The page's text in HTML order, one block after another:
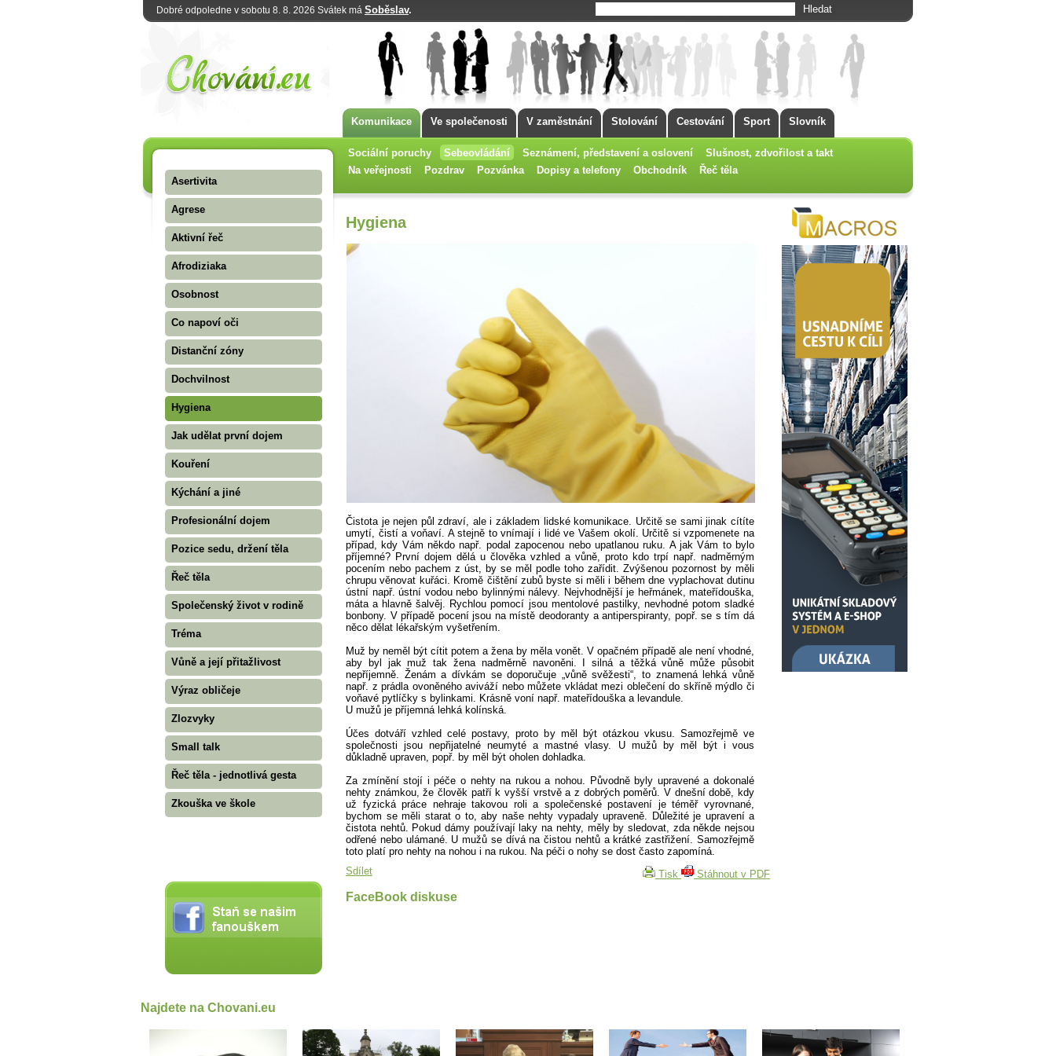
Dobré odpoledne v sobotu 8. 8. 2026 Svátek má Soběslav.
Komunikace Ve společenosti V zaměstnání Stolování Cestování Sport Slovník
Sociální poruchy Sebeovládání Seznámení, představení a oslovení
Slušnost, zdvořilost a takt
Na veřejnosti
Pozdrav Pozvánka Dopisy a telefony Obchodník
Řeč těla
Asertivita
Agrese
Aktivní řeč
Afrodiziaka
Osobnost
Co napoví oči
Distanční zóny
Dochvilnost
Hygiena
Jak udělat první dojem
Kouření
Kýchání a jiné
Profesionální dojem
Pozice sedu, držení těla
Řeč těla
Společenský život v rodině
Tréma
Vůně a její přitažlivost
Výraz obličeje
Zlozvyky
Small talk
Řeč těla - jednotlivá gesta
Zkouška ve škole
Hygiena
Čistota je nejen půl zdraví, ale i základem lidské komunikace. Určitě se sami jinak cítíte
umytí, čistí a voňaví. A stejně to vnímají i lidé ve Vašem okolí. Určitě si vzpomenete na
případ, kdy Vám někdo např. podal zapocenou nebo upatlanou ruku. A jak Vám to bylo
příjemné? První dojem dělá u člověka vzhled a vůně, proto kdo trpí např. nadměrným
pocením nebo pachem z úst, by se měl podle toho zařídit. Zvýšenou pozornost by měli
chrupu věnovat kuřáci. Kromě čištění zubů byste si měli i během dne vyplachovat dutinu
ústní např. ústní vodou nebo bylinnými nálevy. Nejvhodnější je heřmánek, mateřídouška,
máta a hlavně šalvěj. Rychlou pomocí jsou mentolové pastilky, nevhodné potom sladké
bonbony. V případě pocení jsou na místě deodoranty a antiperspiranty, popř. se s tím dá
něco dělat lékařským vyšetřením.
Muž by neměl být cítit potem a žena by měla vonět. V opačném případě ale není vhodné,
aby byl jak muž tak žena nadměrně navoněni. I silná a těžká vůně může působit
nepříjemně. Ženám a dívkám se doporučuje „vůně svěžesti“, to znamená lehká vůně
např. z prádla ovoněného aviváží nebo můžete vkládat mezi oblečení do skříně mýdlo či
voňavé pytlíčky s bylinkami. Krásně voní např. mateřídouška a levandule.
U mužů je příjemná lehká kolínská.
Účes dotváří vzhled celé postavy, proto by měl být otázkou vkusu. Samozřejmě ve
společnosti jsou nepřijatelné neumyté a mastné vlasy. U mužů by měl být i vous
důkladně upraven, popř. by měl být oholen dohladka.
Za zmínění stojí i péče o nehty na rukou a nohou. Původně byly upravené a dokonalé
nehty známkou, že člověk patří k vyšší vrstvě a z dobrých poměrů. V dnešní době, kdy
už fyzická práce nehraje takovou roli a společenské postavení je téměř vyrovnané,
bychom se měli starat o to, aby naše nehty vypadaly upraveně. Důležité je upravení a
čistota nehtů. Pokud dámy používají laky na nehty, měly by sledovat, zda někde nejsou
odřené nebo ulámané. U mužů se dívá na čistou nehtů a krátké zastřižení. Samozřejmě
toto platí pro nehty na nohou i na rukou. Na péči o nohy se dost často zapomíná.
Sdílet
Tisk Stáhnout v PDF
FaceBook diskuse
Najdete na Chovani.eu